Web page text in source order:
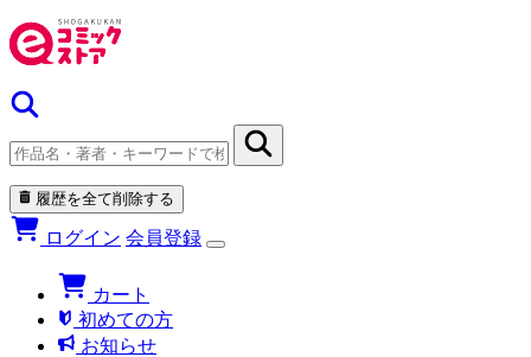
履歴を全て削除する
ログイン 会員登録
カート
初めての方
お知らせ